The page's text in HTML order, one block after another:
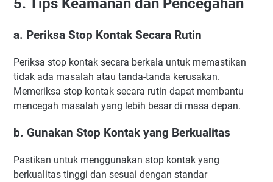
5. Tips Keamanan dan Pencegahan
a. Periksa Stop Kontak Secara Rutin
Periksa stop kontak secara berkala untuk memastikan
tidak ada masalah atau tanda-tanda kerusakan.
Memeriksa stop kontak secara rutin dapat membantu
mencegah masalah yang lebih besar di masa depan.
b. Gunakan Stop Kontak yang Berkualitas
Pastikan untuk menggunakan stop kontak yang
berkualitas tinggi dan sesuai dengan standar